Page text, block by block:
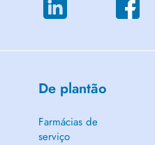
De plantão
Farmácias de
serviço